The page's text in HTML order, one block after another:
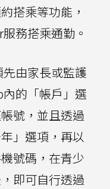
搭乘等功能，
務搭乘通勤。
由家長或監護
的「帳戶」選
號，並且透過
」選項，再以
號碼，在青少
即可自行透過